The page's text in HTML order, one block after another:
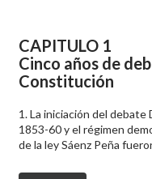
CAPITULO 1
Cinco años de
Constitución
1. La iniciación del
1853-60 y el régimen
de la ley Sáenz Peña